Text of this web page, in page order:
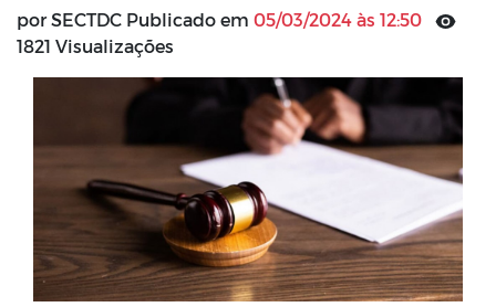
por SECTDC Publicado em 05/03/2024 às 12:50
1821 Visualizações